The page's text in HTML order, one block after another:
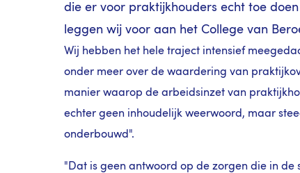
die er voor praktijkhouders echt toe
leggen wij voor aan het College van
Wij hebben het hele traject intensief
onder meer over de waardering van
manier waarop de arbeidsinzet van
echter geen inhoudelijk weerwoord, maar
onderbouwd".
"Dat is geen antwoord op de zorgen die in de